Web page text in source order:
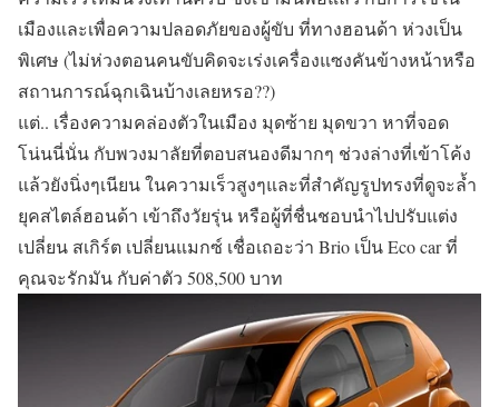
เมืองและเพื่อความปลอดภัยของผู้ขับ ที่ทางฮอนด้า ห่วงเป็น
พิเศษ (ไม่ห่วงตอนคนขับคิดจะเร่งเครื่องแซงคันข้างหน้าหรือ
สถานการณ์ฉุกเฉินบ้างเลยหรอ??)
แต่.. เรื่องความคล่องตัวในเมือง มุดซ้าย มุดขวา หาที่จอด
โน่นนี่นั่น กับพวงมาลัยที่ตอบสนองดีมากๆ ช่วงล่างที่เข้าโค้ง
แล้วยังนิ่งๆเนียน ในความเร็วสูงๆและที่สำคัญรูปทรงที่ดูจะล้ำ
ยุคสไตล์ฮอนด้า เข้าถึงวัยรุ่น หรือผู้ที่ชื่นชอบนำไปปรับแต่ง
เปลี่ยน สเกิร์ต เปลี่ยนแมกซ์ เชื่อเถอะว่า Brio เป็น Eco car ที่
คุณจะรักมัน กับค่าตัว 508,500 บาท